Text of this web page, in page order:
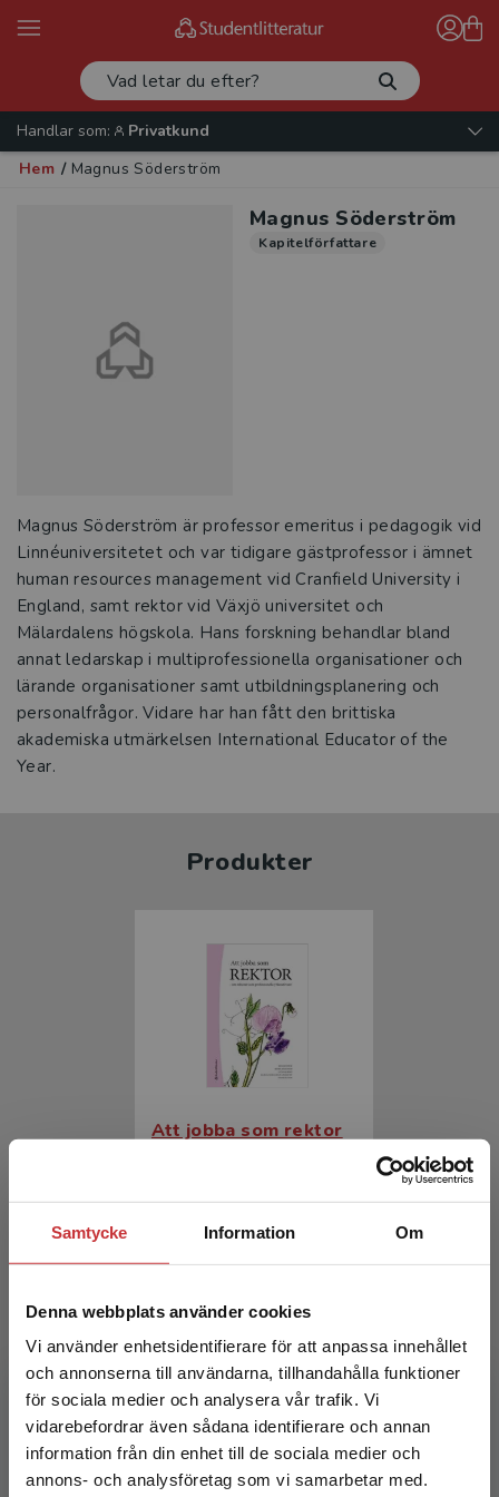
Samtycke Information Om
Denna webbplats använder cookies
Vi använder enhetsidentifierare för att anpassa innehållet
och annonserna till användarna, tillhandahålla funktioner
för sociala medier och analysera vår trafik. Vi
vidarebefordrar även sådana identifierare och annan
information från din enhet till de sociala medier och
annons- och analysföretag som vi samarbetar med.
Begränsad fraktregion
Handlar som:
Privatkund
Hem / Magnus Söderström
Magnus Söderström
Kapitelförfattare
Magnus Söderström är professor emeritus i pedagogik vid
Linnéuniversitetet och var tidigare gästprofessor i ämnet
human resources management vid Cranfield University i
England, samt rektor vid Växjö universitet och
Mälardalens högskola. Hans forskning behandlar bland
annat ledarskap i multiprofessionella organisationer och
lärande organisationer samt utbildningsplanering och
personalfrågor. Vidare har han fått den brittiska
akademiska utmärkelsen International Educator of the
Year.
Produkter
Att jobba som rektor
Exkl. moms: 493 kr
Att jobba som rektor